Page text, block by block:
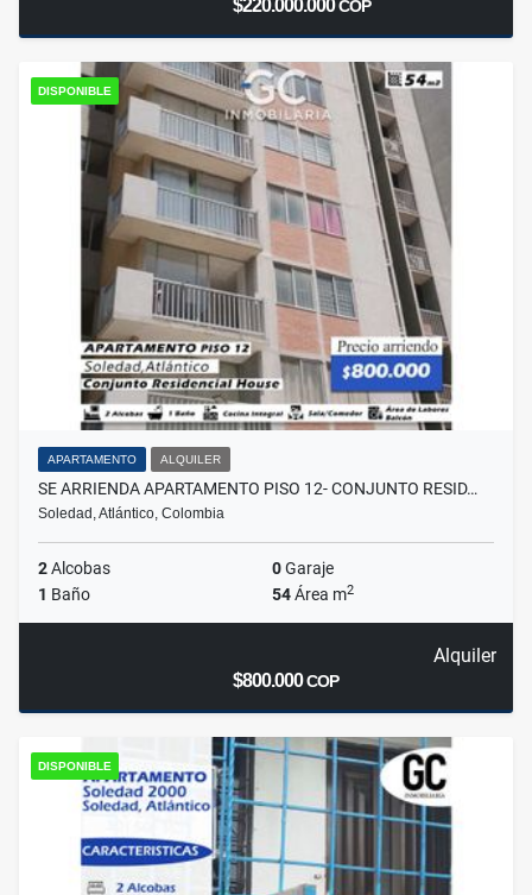
$220.000.000COP
DISPONIBLE
APARTAMENTO ALQUILER
SE ARRIENDA APARTAMENTO PISO 12- CONJUNTO RESID…
Soledad, Atlántico, Colombia
2Alcobas 0Garaje
1 Baño 54Área m2
Alquiler
$800.000COP
DISPONIBLE